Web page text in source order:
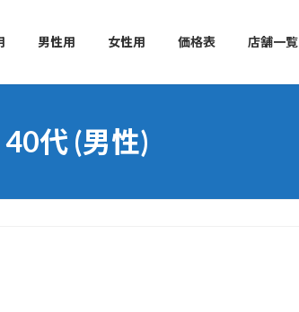
男性用 女性用 価格表 店舗一覧
代 (男性)